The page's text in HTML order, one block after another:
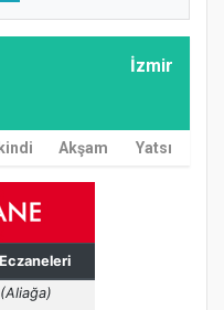
ZİYARET
İzmir
Akşam Yatsı